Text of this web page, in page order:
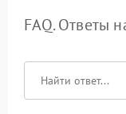
FAQ. Ответы